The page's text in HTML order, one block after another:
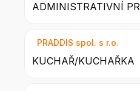
ADMINISTRATIVNÍ
PRADDIS spol. s r.o.
KUCHAŘ/KUCHAŘKA